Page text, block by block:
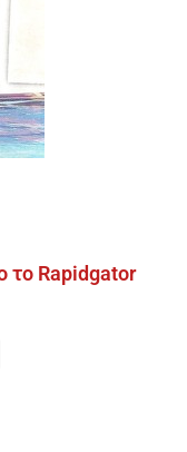
το Rapidgator